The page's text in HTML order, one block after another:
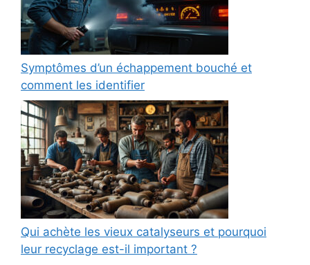
Symptômes d’un échappement bouché et
comment les identifier
Qui achète les vieux catalyseurs et pourquoi
leur recyclage est-il important ?